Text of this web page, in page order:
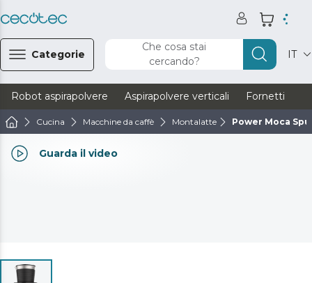
Categorie
Che cosa stai
cercando?
IT
Robot aspirapolvere Aspirapolvere verticali Fornetti
Cucina Macchine da caffè Montalatte Power Moca
Guarda il video